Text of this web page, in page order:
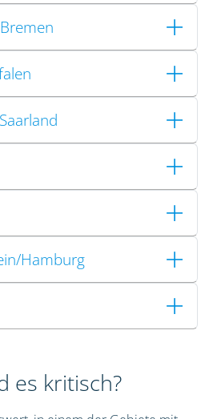
Hamburg
es kritisch?